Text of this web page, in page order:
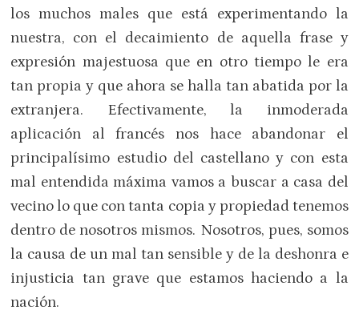
los muchos males que está experimentando la
nuestra, con el decaimiento de aquella frase y
expresión majestuosa que en otro tiempo le era
tan propia y que ahora se halla tan abatida por la
extranjera. Efectivamente, la inmoderada
aplicación al francés nos hace abandonar el
principalísimo estudio del castellano y con esta
mal entendida máxima vamos a buscar a casa del
vecino lo que con tanta copia y propiedad tenemos
dentro de nosotros mismos. Nosotros, pues, somos
la causa de un mal tan sensible y de la deshonra e
injusticia tan grave que estamos haciendo a la
nación.